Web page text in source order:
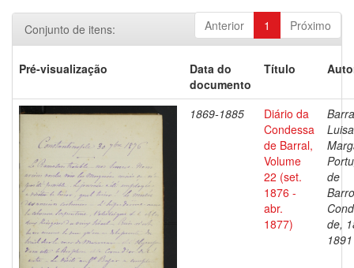
Anterior 1 Próximo
Conjunto de itens:
Pré-visualização
Data do
documento
Título
1869-1885
Diário da
Condessa
de Barral,
Volume
22 (set.
1876 -
abr.
1877)
Luisa
de
de,
1891